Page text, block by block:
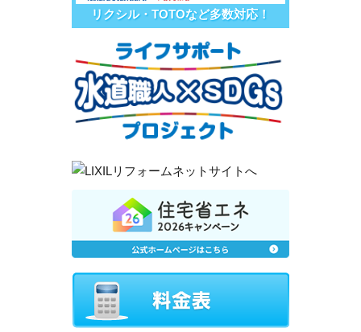
リクシル・TOTOなど多数対応！